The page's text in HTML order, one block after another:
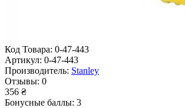
Код Товара: 0-47-443
Артикул: 0-47-443
Производитель: Stanley
Отзывы: 0
356 ₴
Бонусные баллы: 3